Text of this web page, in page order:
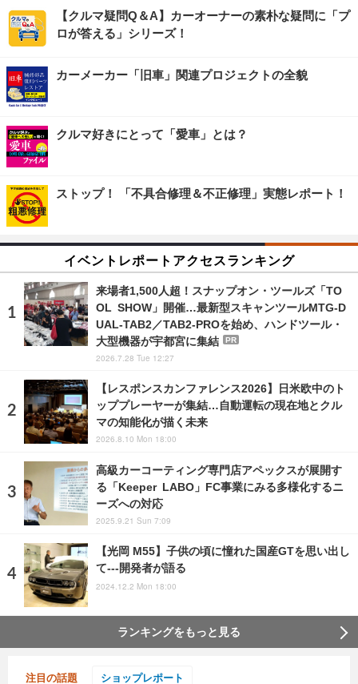
【クルマ疑問Q＆A】カーオーナーの素朴な疑問に「プ
ロが答える」シリーズ！
カーメーカー「旧車」関連プロジェクトの全貌
クルマ好きにとって「愛車」とは？
ストップ！ 「不具合修理＆不正修理」実態レポート！
イベントレポートアクセスランキング
来場者1,500人超！スナップオン・ツールズ「TO
OL SHOW」開催…最新型スキャンツールMTG-D
UAL-TAB2／TAB2-PROを始め、ハンドツール・
大型機器が宇都宮に集結
PR
2026.7.28 Tue 12:27
【レスポンスカンファレンス2026】日米欧中のト
ッププレーヤーが集結…自動運転の現在地とクル
マの知能化が描く未来
2026.8.10 Mon 18:00
高級カーコーティング専門店アペックスが展開す
る「Keeper LABO」FC事業にみる多様化するニ
ーズへの対応
2025.9.21 Sun 7:09
【光岡 M55】子供の頃に憧れた国産GTを思い出し
て---開発者が語る
2024.12.2 Mon 18:00
ランキングをもっと見る
注目の話題 ショップレポート